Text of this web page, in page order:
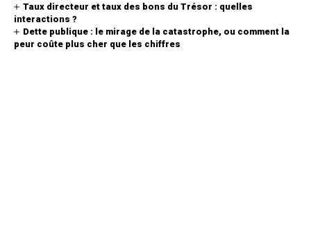
Taux directeur et taux des bons du Trésor : quelles
interactions ?
Dette publique : le mirage de la catastrophe, ou comment la
peur coûte plus cher que les chiffres